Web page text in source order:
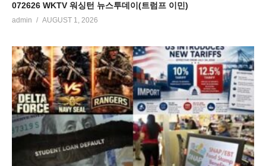
072626 WKTV 워싱턴 뉴스투데이(트럼프 이민)
admin AUGUST 1, 2026